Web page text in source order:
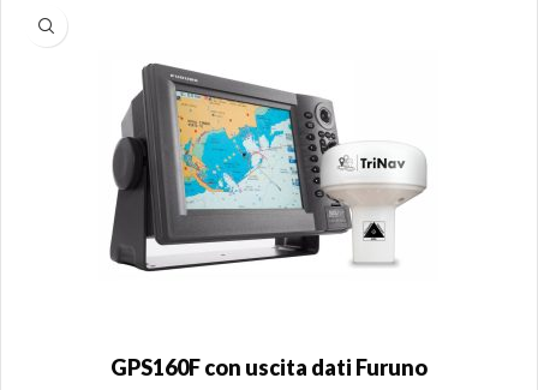
GPS160F con uscita dati Furuno